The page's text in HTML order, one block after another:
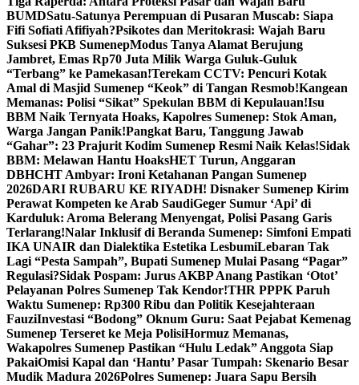
BUMDSatu-Satunya Perempuan di Pusaran Muscab: Siapa
Fifi Sofiati Afifiyah?Psikotes dan Meritokrasi: Wajah Baru
Suksesi PKB SumenepModus Tanya Alamat Berujung
Jambret, Emas Rp70 Juta Milik Warga Guluk-Guluk
“Terbang” ke Pamekasan!Terekam CCTV: Pencuri Kotak
Amal di Masjid Sumenep “Keok” di Tangan Resmob!Kangean
Memanas: Polisi “Sikat” Spekulan BBM di Kepulauan!Isu
BBM Naik Ternyata Hoaks, Kapolres Sumenep: Stok Aman,
Warga Jangan Panik!Pangkat Baru, Tanggung Jawab
“Gahar”: 23 Prajurit Kodim Sumenep Resmi Naik Kelas!Sidak
BBM: Melawan Hantu HoaksHET Turun, Anggaran
DBHCHT Ambyar: Ironi Ketahanan Pangan Sumenep
2026DARI RUBARU KE RIYADH! Disnaker Sumenep Kirim
Perawat Kompeten ke Arab SaudiGeger Sumur ‘Api’ di
Karduluk: Aroma Belerang Menyengat, Polisi Pasang Garis
Terlarang!Nalar Inklusif di Beranda Sumenep: Simfoni Empati
IKA UNAIR dan Dialektika Estetika LesbumiLebaran Tak
Lagi “Pesta Sampah”, Bupati Sumenep Mulai Pasang “Pagar”
Regulasi?Sidak Pospam: Jurus AKBP Anang Pastikan ‘Otot’
Pelayanan Polres Sumenep Tak Kendor!THR PPPK Paruh
Waktu Sumenep: Rp300 Ribu dan Politik Kesejahteraan
FauziInvestasi “Bodong” Oknum Guru: Saat Pejabat Kemenag
Sumenep Terseret ke Meja PolisiHormuz Memanas,
Wakapolres Sumenep Pastikan “Hulu Ledak” Anggota Siap
PakaiOmisi Kapal dan ‘Hantu’ Pasar Tumpah: Skenario Besar
Mudik Madura 2026Polres Sumenep: Juara Sapu Bersih